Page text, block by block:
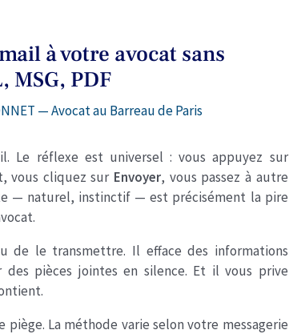
à votre avocat sans
MSG, PDF
— Avocat au Barreau de Paris
Le réflexe est universel : vous appuyez sur
vous cliquez sur Envoyer, vous passez à autre
— naturel, instinctif — est précisément la pire
de le transmettre. Il efface des informations
pièces jointes en silence. Et il vous prive
La méthode varie selon votre messagerie